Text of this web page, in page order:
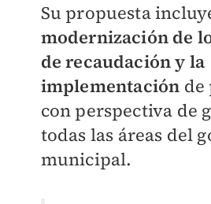
Su propuesta
modernización de
de recaudación y la
implementación de
con perspectiva de
todas las áreas del
municipal.